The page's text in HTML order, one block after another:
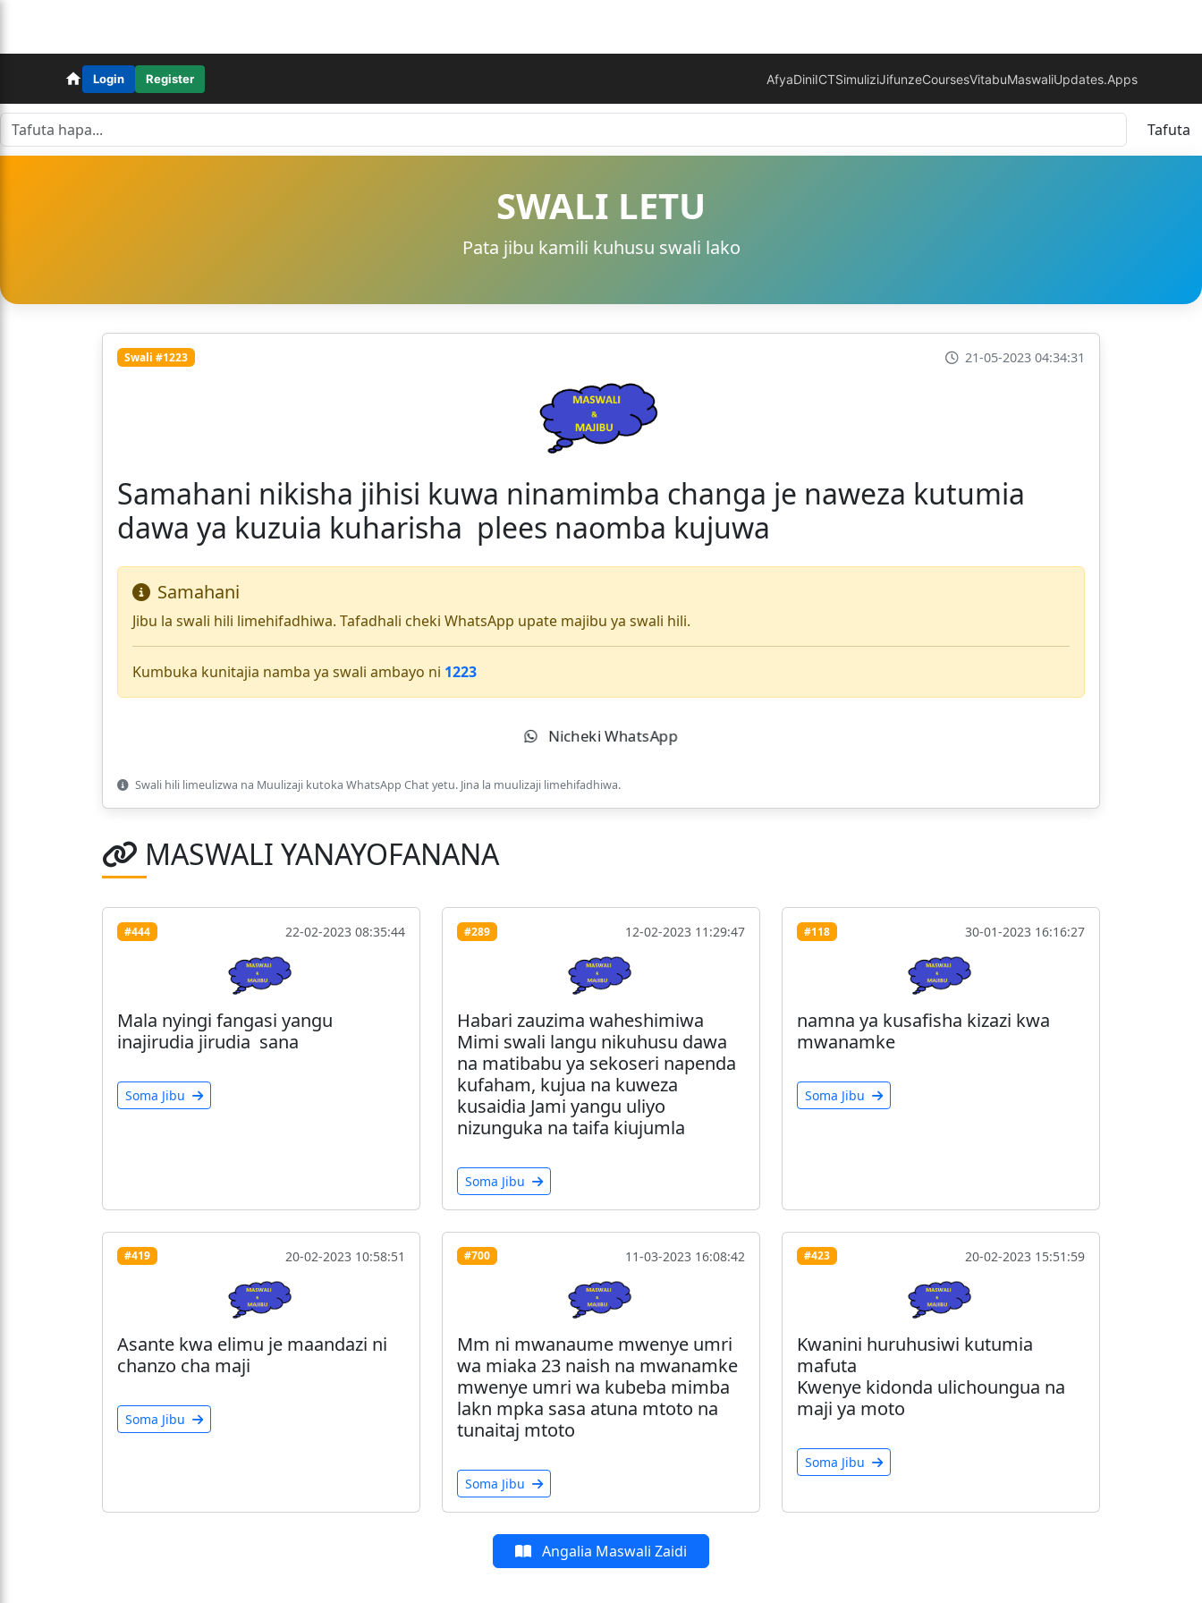
Login Register AfyaDiniICTSimuliziJifunzeCoursesVitabuMaswaliUpdates.Apps
Tafuta
SWALI LETU
Pata jibu kamili kuhusu swali lako
Swali #1223 21-05-2023 04:34:31
Samahani nikisha jihisi kuwa ninamimba changa je naweza kutumia
dawa ya kuzuia kuharisha plees naomba kujuwa
Samahani
Jibu la swali hili limehifadhiwa. Tafadhali cheki WhatsApp upate majibu ya swali hili.
Kumbuka kunitajia namba ya swali ambayo ni 1223
Nicheki WhatsApp
Swali hili limeulizwa na Muulizaji kutoka WhatsApp Chat yetu. Jina la muulizaji limehifadhiwa.
MASWALI YANAYOFANANA
#444 22-02-2023 08:35:44
Mala nyingi fangasi yangu
inajirudia jirudia sana
Soma Jibu
#289 12-02-2023 11:29:47
Habari zauzima waheshimiwa
Mimi swali langu nikuhusu dawa
na matibabu ya sekoseri napenda
kufaham, kujua na kuweza
kusaidia Jami yangu uliyo
nizunguka na taifa kiujumla
Soma Jibu
#118 30-01-2023 16:16:27
namna ya kusafisha kizazi kwa
mwanamke
Soma Jibu
#419 20-02-2023 10:58:51
Asante kwa elimu je maandazi ni
chanzo cha maji
Soma Jibu
#700 11-03-2023 16:08:42
Mm ni mwanaume mwenye umri
wa miaka 23 naish na mwanamke
mwenye umri wa kubeba mimba
lakn mpka sasa atuna mtoto na
tunaitaj mtoto
Soma Jibu
#423 20-02-2023 15:51:59
Kwanini huruhusiwi kutumia
mafuta
Kwenye kidonda ulichoungua na
maji ya moto
Soma Jibu
Angalia Maswali Zaidi